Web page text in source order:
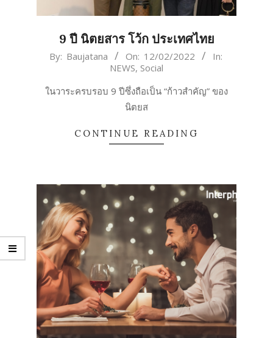
9 ปี นิตยสาร โว้ก ประเทศไทย
2022-
12
By: Baujatana On: 12/02/2022
In:
NEWS, Social
ในวาระครบรอบ 9 ปีซึ่งถือเป็น “ก้าวสำคัญ” ของ
นิตยส
CONTINUE READING